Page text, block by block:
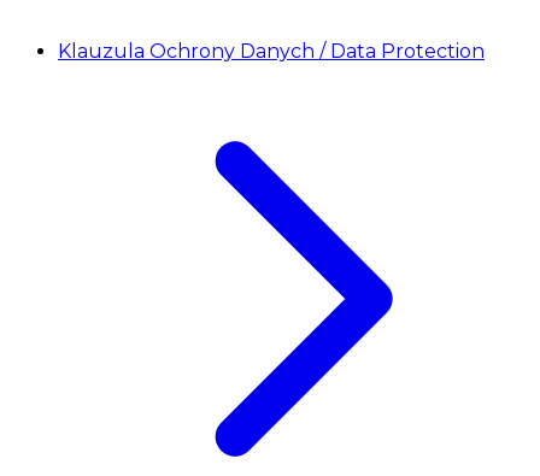
Klauzula Ochrony Danych / Data Protection